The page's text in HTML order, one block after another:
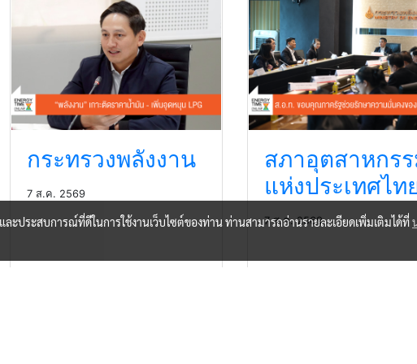
กระทรวงพลังงาน
7 ส.ค. 2569
สภาอุตสาหกร
แห่งประเทศไท
7 ส.ค. 2569
ะประสบการณ์ที่ดีในการใช้งานเว็บไซต์ของท่าน ท่านสามารถอ่านรายละเอียดเพิ่มเติมได้ที่